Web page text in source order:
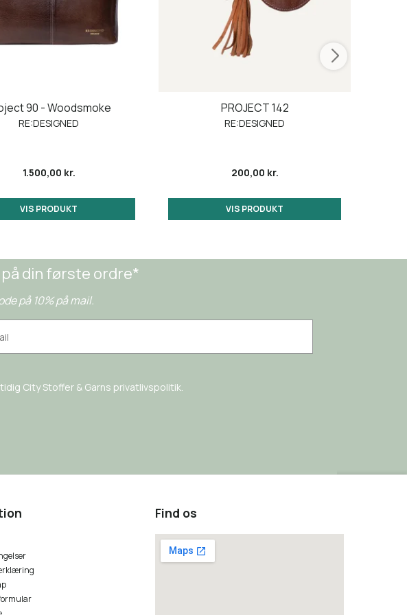
90 - Woodsmoke
RE:DESIGNED
1.500,00 kr.
VIS PRODUKT
PROJECT 142
RE:DESIGNED
200,00 kr.
VIS PRODUKT
din første ordre*
på 10% på mail.
City Stoffer & Garns privatlivspolitik.
Find os